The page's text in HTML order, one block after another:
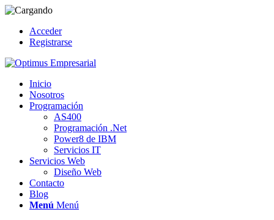
Acceder
Registrarse
Inicio
Nosotros
Programación
AS400
Programación .Net
Power8 de IBM
Servicios IT
Servicios Web
Diseño Web
Contacto
Blog
Menú Menú